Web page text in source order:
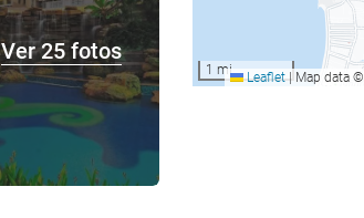
Ver 25 fotos
1 mi Leaflet |Map data ©